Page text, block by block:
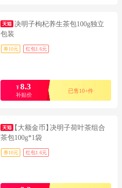
决明子枸杞养生茶包100g独立
包装
券10元 红包1.6元
¥8.3
补贴价
已售10+件
【大额金币】决明子荷叶茶组合
茶包100g*1袋
券10元 红包1.6元